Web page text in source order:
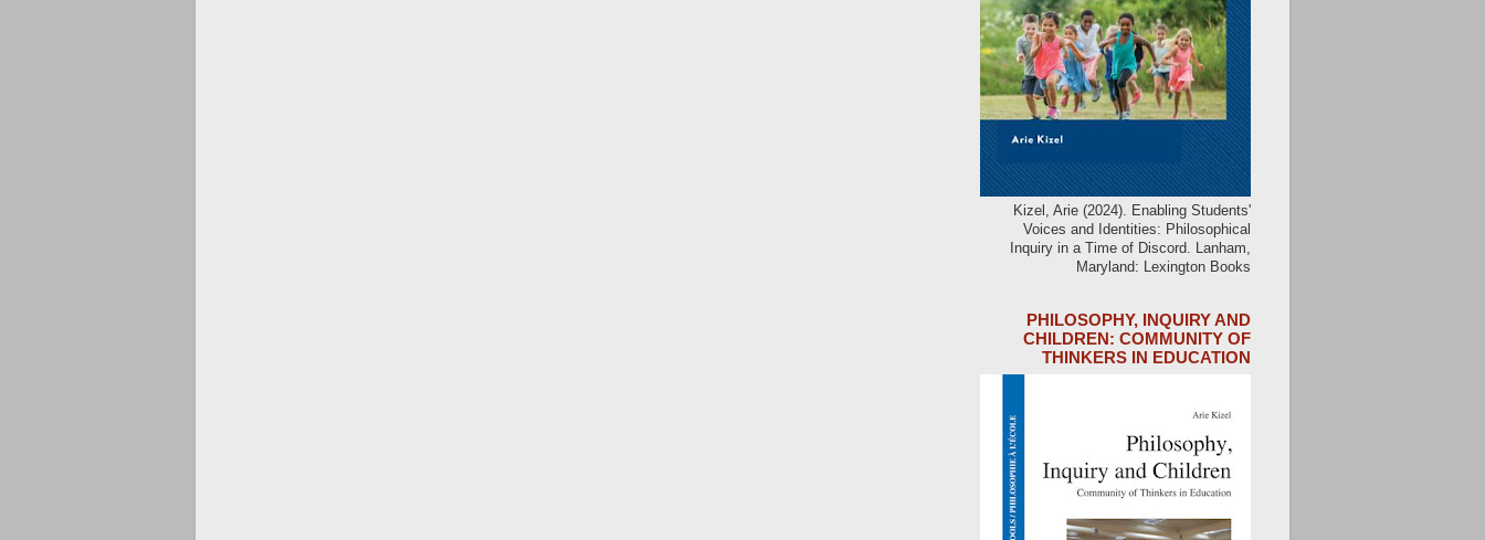
Kizel, Arie (2024). Enabling Students'
Voices and Identities: Philosophical
Inquiry in a Time of Discord. Lanham,
Maryland: Lexington Books
PHILOSOPHY, INQUIRY AND
CHILDREN: COMMUNITY OF
THINKERS IN EDUCATION